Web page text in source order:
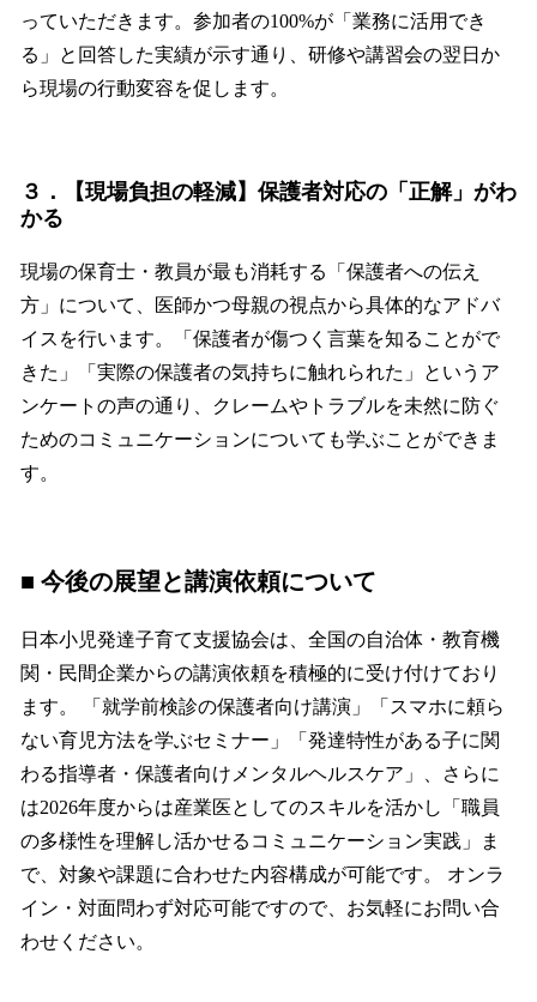
っていただきます。参加者の100%が「業務に活用でき
る」と回答した実績が示す通り、研修や講習会の翌日か
ら現場の行動変容を促します。
３．【現場負担の軽減】保護者対応の「正解」がわ
かる
現場の保育士・教員が最も消耗する「保護者への伝え
方」について、医師かつ母親の視点から具体的なアドバ
イスを行います。「保護者が傷つく言葉を知ることがで
きた」「実際の保護者の気持ちに触れられた」というア
ンケートの声の通り、クレームやトラブルを未然に防ぐ
ためのコミュニケーションについても学ぶことができま
す。
■ 今後の展望と講演依頼について
日本小児発達子育て支援協会は、全国の自治体・教育機
関・民間企業からの講演依頼を積極的に受け付けており
ます。 「就学前検診の保護者向け講演」「スマホに頼ら
ない育児方法を学ぶセミナー」「発達特性がある子に関
わる指導者・保護者向けメンタルヘルスケア」、さらに
は2026年度からは産業医としてのスキルを活かし「職員
の多様性を理解し活かせるコミュニケーション実践」ま
で、対象や課題に合わせた内容構成が可能です。 オンラ
イン・対面問わず対応可能ですので、お気軽にお問い合
わせください。